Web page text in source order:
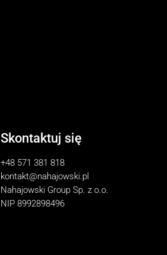
Skontaktuj się
+48 571 381 818
kontakt@nahajowski.pl
Nahajowski Group Sp. z o.o.
NIP 8992898496